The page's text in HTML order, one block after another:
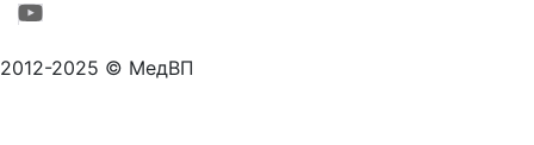
2012-2025 © МедВП